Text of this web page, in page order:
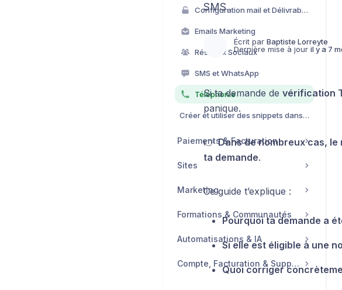
Configuration mail et Délivrabilité
Emails Marketing
Réseaux Sociaux
SMS et WhatsApp
Téléphonie
Créer et utiliser des snippets dans vos conversations
Paiements & Facturation
Sites
Marketing
Formations & Communautés
Automatisations & IA
Compte, Facturation & Support
SMS.
Écrit par Baptiste Lorreyte
Dernière mise à jour il y a 7
Si ta demande de vérification
panique.
👉Dans de nombreux cas,
ta demande.
Ce guide t’explique :
Pourquoi ta demande a
Si elle est éligible à une
Quoi corriger